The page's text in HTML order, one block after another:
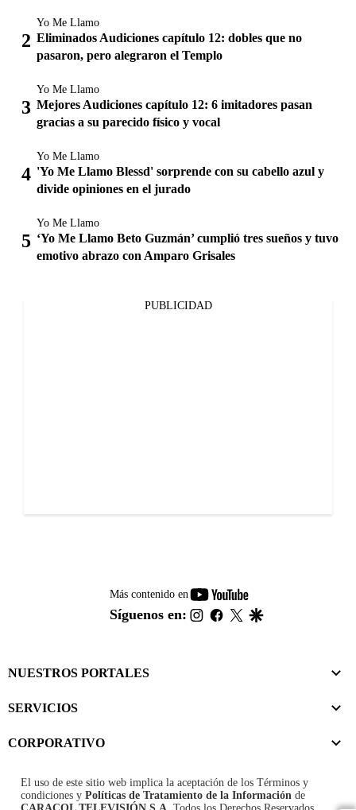
Yo Me Llamo
Eliminados Audiciones capítulo 12: dobles que no
pasaron, pero alegraron el Templo
Yo Me Llamo
Mejores Audiciones capítulo 12: 6 imitadores pasan
gracias a su parecido físico y vocal
Yo Me Llamo
'Yo Me Llamo Blessd' sorprende con su cabello azul y
divide opiniones en el jurado
Yo Me Llamo
‘Yo Me Llamo Beto Guzmán’ cumplió tres sueños y tuvo
emotivo abrazo con Amparo Grisales
PUBLICIDAD
Más contenido en
youtube-
footer
Síguenos en: instagram
facebook
twitter
NUESTROS PORTALES
SERVICIOS
CORPORATIVO
El uso de este sitio web implica la aceptación de los Términos y
condiciones y Políticas de Tratamiento de la Información de